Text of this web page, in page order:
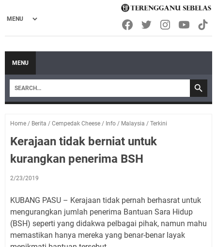
MENU
Home / Berita / Cempedak Cheese / Info / Malaysia / Terkini
Kerajaan tidak berniat untuk
kurangkan penerima BSH
2/23/2019
KUBANG PASU – Kerajaan tidak pernah berhasrat untuk
mengurangkan jumlah penerima Bantuan Sara Hidup
(BSH) seperti yang didakwa pelbagai pihak, namun mahu
memastikan hanya mereka yang benar-benar layak